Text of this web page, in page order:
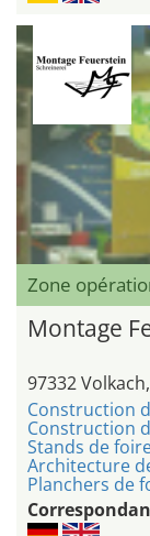
Zone
Montage
97332
Construction
Construction
Stands de
Architecture
Planchers de